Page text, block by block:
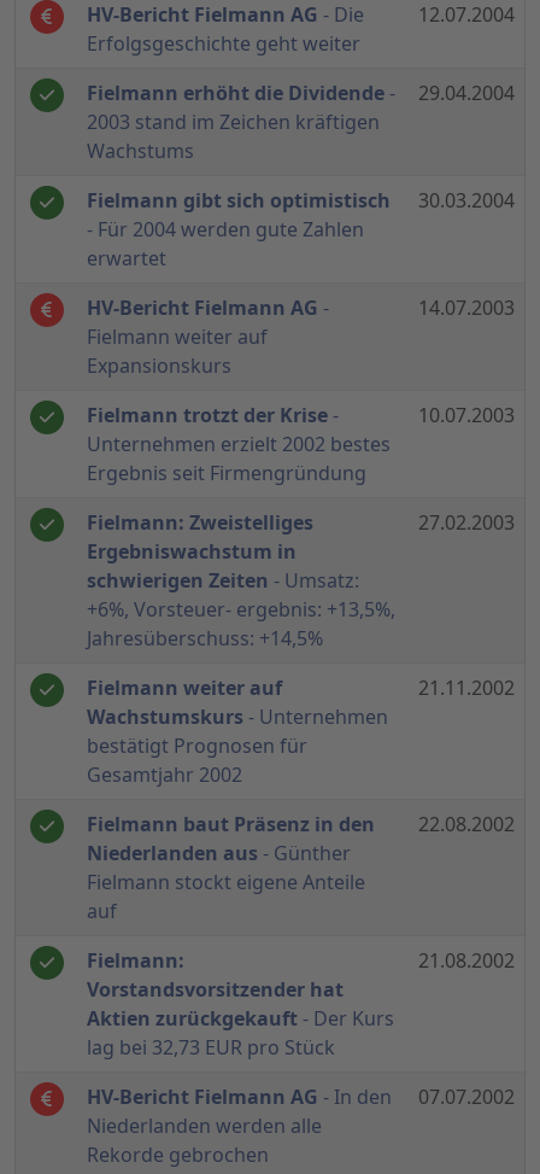
HV-Bericht Fielmann AG - Die
Erfolgsgeschichte geht weiter
12.07.2004
Fielmann erhöht die Dividende -
2003 stand im Zeichen kräftigen
Wachstums
29.04.2004
Fielmann gibt sich optimistisch
- Für 2004 werden gute Zahlen
erwartet
30.03.2004
HV-Bericht Fielmann AG -
Fielmann weiter auf
Expansionskurs
14.07.2003
Fielmann trotzt der Krise-
Unternehmen erzielt 2002 bestes
Ergebnis seit Firmengründung
10.07.2003
Fielmann: Zweistelliges
Ergebniswachstum in
schwierigen Zeiten - Umsatz:
+6%, Vorsteuer- ergebnis: +13,5%,
Jahresüberschuss: +14,5%
27.02.2003
Fielmann weiter auf
Wachstumskurs - Unternehmen
bestätigt Prognosen für
Gesamtjahr 2002
21.11.2002
Fielmann baut Präsenz in den
Niederlanden aus - Günther
Fielmann stockt eigene Anteile
auf
22.08.2002
Fielmann:
Vorstandsvorsitzender hat
Aktien zurückgekauft- Der Kurs
lag bei 32,73 EUR pro Stück
21.08.2002
HV-Bericht Fielmann AG - In den
Niederlanden werden alle
Rekorde gebrochen
07.07.2002